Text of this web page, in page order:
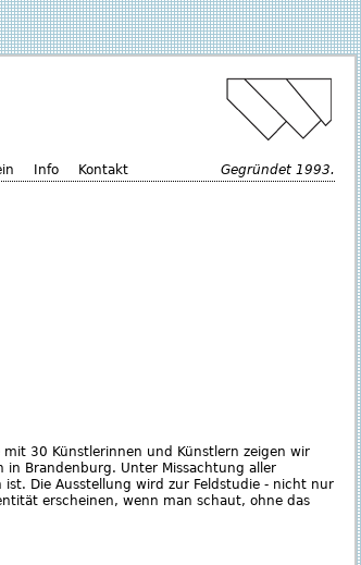
Info Kontakt Gegründet 1993.
30 Künstlerinnen und Künstlern zeigen wir
Brandenburg. Unter Missachtung aller
ist. Die Ausstellung wird zur Feldstudie - nicht nur
erscheinen, wenn man schaut, ohne das